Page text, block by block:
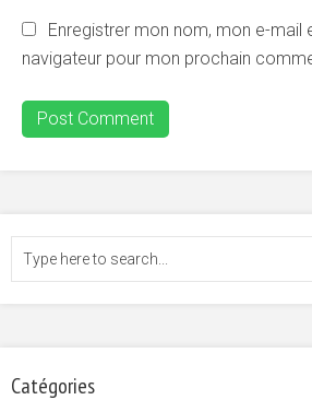
Enregistrer mon nom, mon e-mail
navigateur pour mon prochain
Catégories